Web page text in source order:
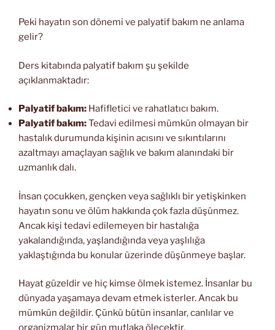
Peki hayatın son dönemi ve palyatif bakım ne anlama
gelir?
Ders kitabında palyatif bakım şu şekilde
açıklanmaktadır:
Palyatif bakım: Hafifletici ve rahatlatıcı bakım.
Palyatif bakım:Tedavi edilmesi mümkün olmayan bir
hastalık durumunda kişinin acısını ve sıkıntılarını
azaltmayı amaçlayan sağlık ve bakım alanındaki bir
uzmanlık dalı.
İnsan çocukken, gençken veya sağlıklı bir yetişkinken
hayatın sonu ve ölüm hakkında çok fazla düşünmez.
Ancak kişi tedavi edilemeyen bir hastalığa
yakalandığında, yaşlandığında veya yaşlılığa
yaklaştığında bu konular üzerinde düşünmeye başlar.
Hayat güzeldir ve hiç kimse ölmek istemez. İnsanlar bu
dünyada yaşamaya devam etmek isterler. Ancak bu
mümkün değildir. Çünkü bütün insanlar, canlılar ve
organizmalar bir gün mutlaka ölecektir.